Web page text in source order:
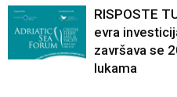
RISPOSTE
evra
završava se
lukama